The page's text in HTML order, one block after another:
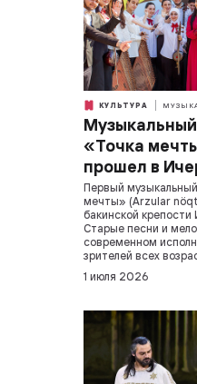
КУЛЬТУРА
«Точка
прошел в
Первый
мечты» (Arzular
бакинской крепости
Старые песни и
современном
зрителей всех
1 июля 2026